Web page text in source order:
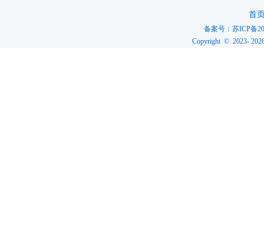
首
备案号：苏ICP备
Copyright © 2023-